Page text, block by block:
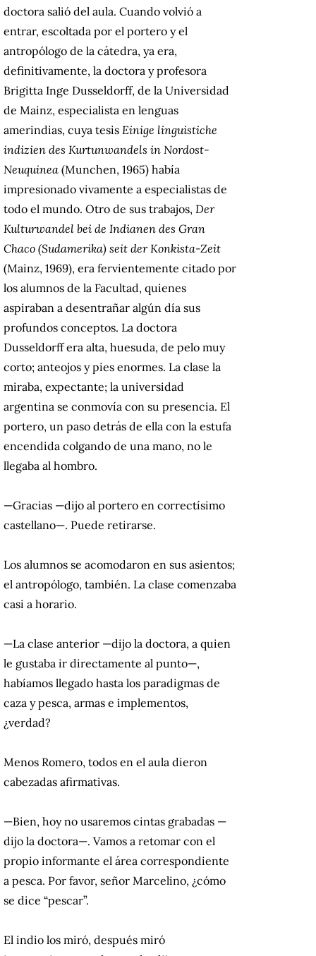
doctora salió del aula. Cuando volvió a
entrar, escoltada por el portero y el
antropólogo de la cátedra, ya era,
definitivamente, la doctora y profesora
Brigitta Inge Dusseldorff, de la Universidad
de Mainz, especialista en lenguas
amerindias, cuya tesis Einige linguistiche
indizien des Kurtunwandels in Nordost-
Neuquinea (Munchen, 1965) había
impresionado vivamente a especialistas de
todo el mundo. Otro de sus trabajos, Der
Kulturwandel bei de Indianen des Gran
Chaco (Sudamerika) seit der Konkista-Zeit
(Mainz, 1969), era fervientemente citado por
los alumnos de la Facultad, quienes
aspiraban a desentrañar algún día sus
profundos conceptos. La doctora
Dusseldorff era alta, huesuda, de pelo muy
corto; anteojos y pies enormes. La clase la
miraba, expectante; la universidad
argentina se conmovía con su presencia. El
portero, un paso detrás de ella con la estufa
encendida colgando de una mano, no le
llegaba al hombro.
—Gracias —dijo al portero en correctísimo
castellano—. Puede retirarse.
Los alumnos se acomodaron en sus asientos;
el antropólogo, también. La clase comenzaba
casi a horario.
—La clase anterior —dijo la doctora, a quien
le gustaba ir directamente al punto—,
habíamos llegado hasta los paradigmas de
caza y pesca, armas e implementos,
¿verdad?
Menos Romero, todos en el aula dieron
cabezadas afirmativas.
—Bien, hoy no usaremos cintas grabadas —
dijo la doctora—. Vamos a retomar con el
propio informante el área correspondiente
a pesca. Por favor, señor Marcelino, ¿cómo
se dice “pescar”.
El indio los miró, después miró